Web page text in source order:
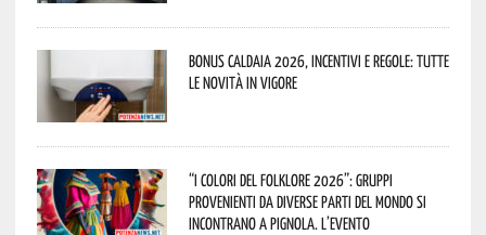
Bonus caldaia 2026, incentivi e regole: tutte
le novità in vigore
“I Colori del Folklore 2026”: gruppi
provenienti da diverse parti del mondo si
incontrano a Pignola. L’evento